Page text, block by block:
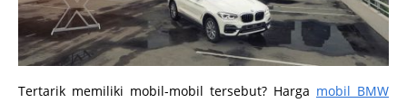
Tertarik memiliki mobil-mobil tersebut? Harga mobil BMW